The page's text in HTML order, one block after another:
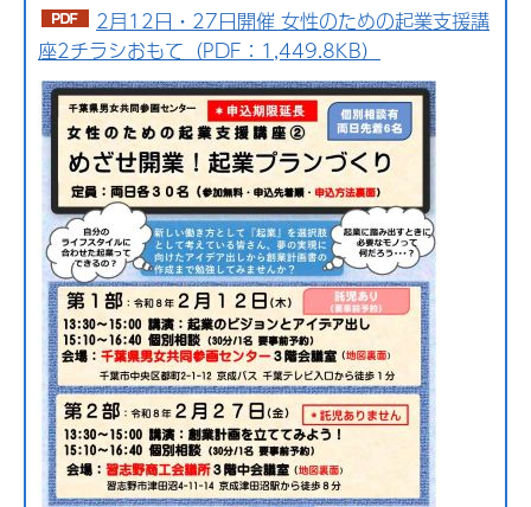
2月12日・27日開催 女性のための起業支援講
座2チラシおもて（PDF：1,449.8KB）